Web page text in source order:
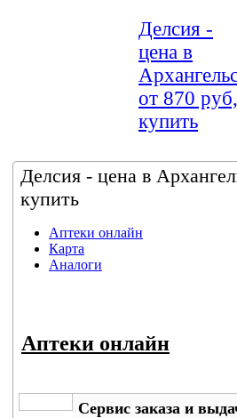
Делсия -
цена в
от 870 руб,
купить
Делсия - цена в
купить
Аптеки онлайн
Карта
Аналоги
Аптеки онлайн
Сервис заказа и